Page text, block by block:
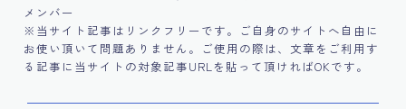
メンバー
※当サイト記事はリンクフリーです。ご自身のサイトへ自由に
お使い頂いて問題ありません。ご使用の際は、文章をご利用す
る記事に当サイトの対象記事URLを貼って頂ければOKです。